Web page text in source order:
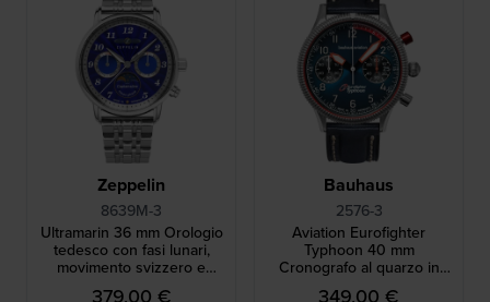
Zeppelin
8639M-3
Ultramarin 36 mm Orologio
tedesco con fasi lunari,
movimento svizzero e
quadrante blu oltremare
379,00 €
Bauhaus
2576-3
Aviation Eurofighter
Typhoon 40 mm
Cronografo al quarzo in
stile aviatore di
349,00 €